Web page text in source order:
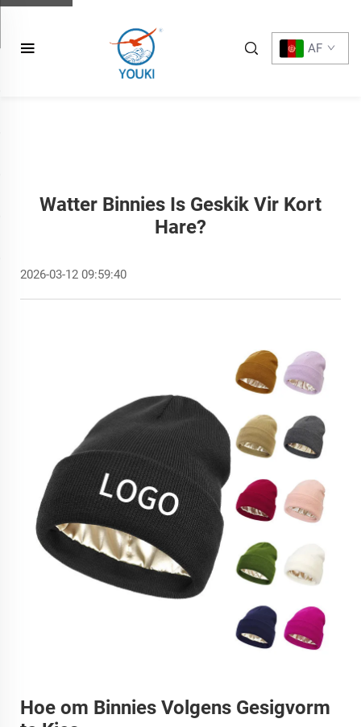
AF
Watter Binnies Is Geskik Vir Kort
Hare?
2026-03-12 09:59:40
Hoe om Binnies Volgens Gesigvorm